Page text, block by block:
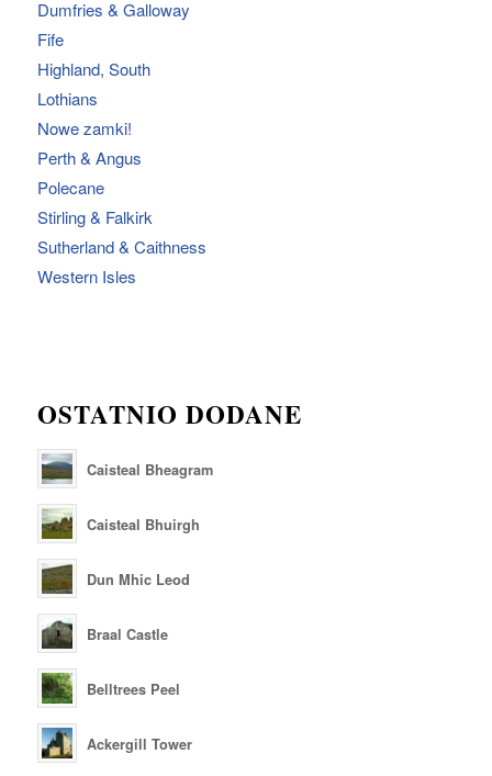
Dumfries & Galloway
Fife
Highland, South
Lothians
Nowe zamki!
Perth & Angus
Polecane
Stirling & Falkirk
Sutherland & Caithness
Western Isles
OSTATNIO DODANE
Caisteal Bheagram
Caisteal Bhuirgh
Dun Mhic Leod
Braal Castle
Belltrees Peel
Ackergill Tower